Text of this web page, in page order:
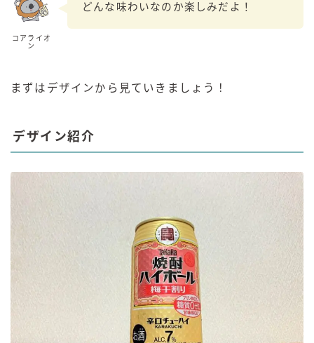
コアライオ
ン
どんな味わいなのか楽しみだよ！
まずはデザインから見ていきましょう！
デザイン紹介